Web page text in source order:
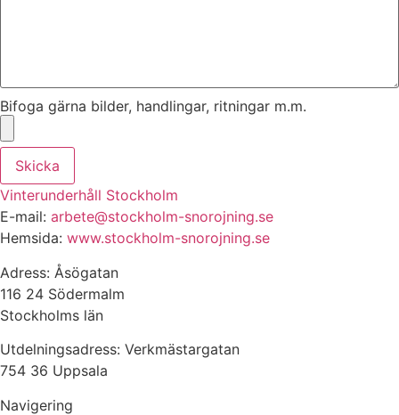
Bifoga gärna bilder, handlingar, ritningar m.m.
Skicka
Vinterunderhåll Stockholm
E-mail: arbete@stockholm-snorojning.se
Hemsida: www.stockholm-snorojning.se
Adress: Åsögatan
116 24 Södermalm
Stockholms län
Utdelningsadress: Verkmästargatan
754 36 Uppsala
Navigering